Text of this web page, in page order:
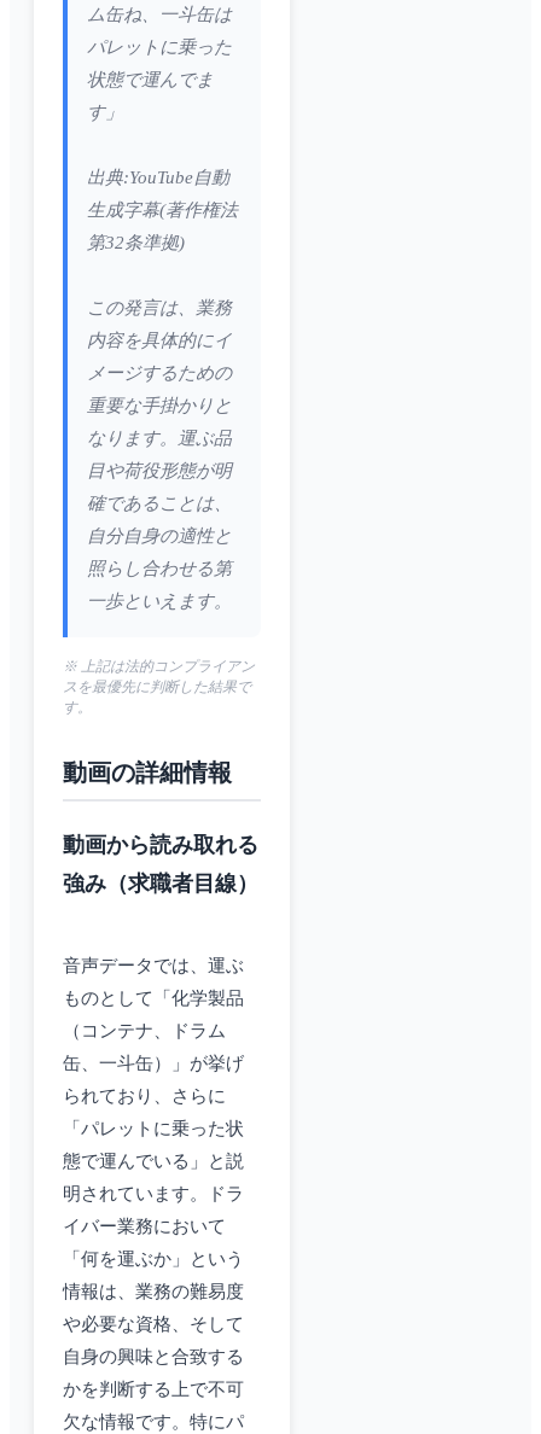
ム缶ね、一斗缶は
パレットに乗った
状態で運んでま
す」
出典:YouTube自動
生成字幕(著作権法
第32条準拠)
この発言は、業務
内容を具体的にイ
メージするための
重要な手掛かりと
なります。運ぶ品
目や荷役形態が明
確であることは、
自分自身の適性と
照らし合わせる第
一歩といえます。
※ 上記は法的コンプライアン
スを最優先に判断した結果で
す。
動画の詳細情報
動画から読み取れる
強み（求職者目線）
音声データでは、運ぶ
ものとして「化学製品
（コンテナ、ドラム
缶、一斗缶）」が挙げ
られており、さらに
「パレットに乗った状
態で運んでいる」と説
明されています。ドラ
イバー業務において
「何を運ぶか」という
情報は、業務の難易度
や必要な資格、そして
自身の興味と合致する
かを判断する上で不可
欠な情報です。特にパ